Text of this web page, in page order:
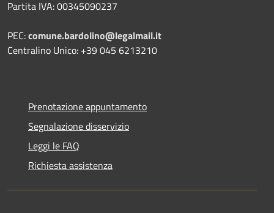
Partita IVA: 00345090237
PEC:comune.bardolino@legalmail.it
Centralino Unico: +39 045 6213210
Prenotazione appuntamento
Segnalazione disservizio
Leggi le FAQ
Richiesta assistenza